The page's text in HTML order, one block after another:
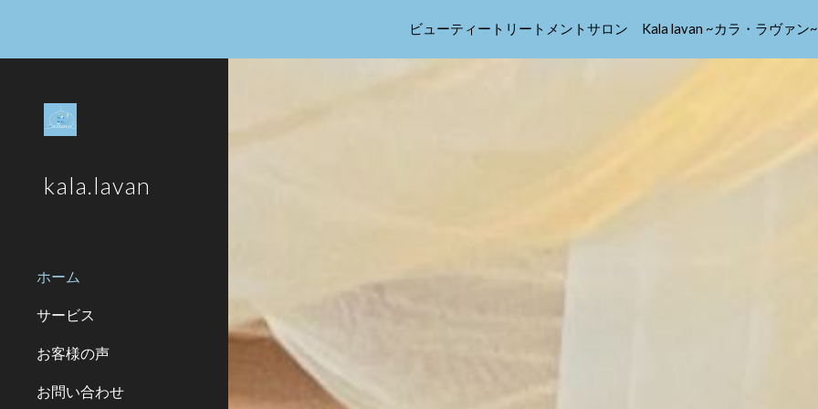
Skip to main content Skip to
ビューティートリートメントサロン Kala lavan ~カラ・ラヴァン~
kala.lavan
ホーム
サービス
お客様の声
お問い合わせ